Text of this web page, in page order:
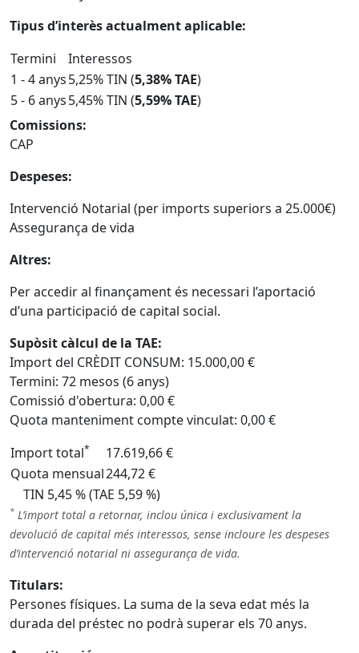
Tipus d’interès actualment aplicable:
Termini
Interessos
1 - 4 anys5,25% TIN (5,38% TAE)
5 - 6 anys5,45% TIN (5,59% TAE)
Comissions:
CAP
Despeses:
Intervenció Notarial (per imports superiors a 25.000€)
Assegurança de vida
Altres:
Per accedir al finançament és necessari l’aportació
d’una participació de capital social.
Supòsit càlcul de la TAE:
Import del CRÈDIT CONSUM: 15.000,00 €
Termini: 72 mesos (6 anys)
Comissió d'obertura: 0,00 €
Quota manteniment compte vinculat: 0,00 €
Import total*
17.619,66 €
Quota mensual244,72 €
TIN 5,45 % (TAE 5,59 %)
* L’import total a retornar, inclou única i exclusivament la
devolució de capital més interessos, sense incloure les despeses
d’intervenció notarial ni assegurança de vida.
Titulars:
Persones físiques. La suma de la seva edat més la
durada del préstec no podrà superar els 70 anys.